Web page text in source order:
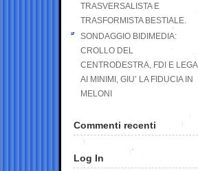
TRASVERSALISTA E
TRASFORMISTA BESTIALE.
SONDAGGIO BIDIMEDIA:
CROLLO DEL
CENTRODESTRA, FDI E LEGA
AI MINIMI, GIU’ LA FIDUCIA IN
MELONI
Commenti recenti
Log In